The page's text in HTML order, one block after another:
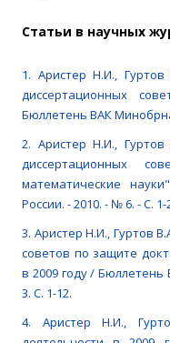
Cтатьи в научных
1. Аристер Н.И.,
диссертационных
Бюллетень ВАК
2. Аристер Н.И.,
диссертационных
математические
России. - 2010. - № 6. - С. 1-
3. Аристер Н.И., Гуртов
советов по защите
в 2009 году /
3. С. 1-12.
4. Аристер Н.И.,